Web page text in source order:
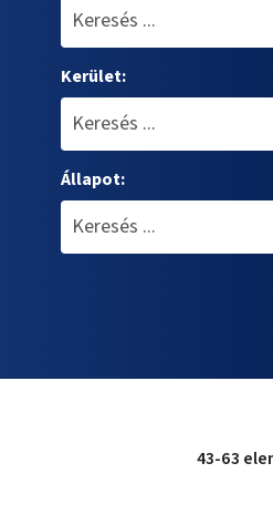
Kerület:
Állapot:
43-63